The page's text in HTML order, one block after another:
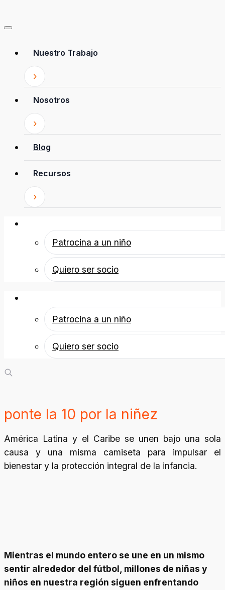
Nuestro Trabajo
Nosotros
Blog
Recursos
Patrocina a un niño
Quiero ser socio
Patrocina a un niño
Quiero ser socio
ponte la 10 por la niñez
América Latina y el Caribe se unen bajo una sola
causa y una misma camiseta para impulsar el
bienestar y la protección integral de la infancia.
Mientras el mundo entero se une en un mismo
sentir alrededor del fútbol, millones de niñas y
niños en nuestra región siguen enfrentando